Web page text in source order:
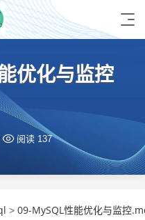
优化与监控
阅读 137
> 09-MySQL性能优化与监控